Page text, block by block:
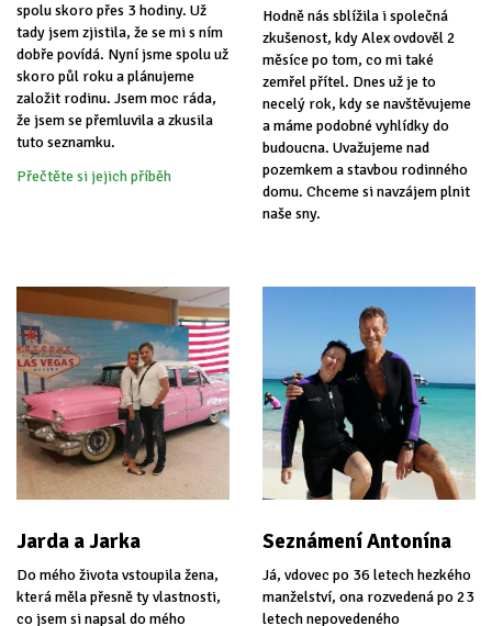
spolu skoro přes 3 hodiny. Už
tady jsem zjistila, že se mi s ním
dobře povídá. Nyní jsme spolu už
skoro půl roku a plánujeme
založit rodinu. Jsem moc ráda,
že jsem se přemluvila a zkusila
tuto seznamku.
Přečtěte si jejich příběh
Hodně nás sblížila i společná
zkušenost, kdy Alex ovdověl 2
měsíce po tom, co mi také
zemřel přítel. Dnes už je to
necelý rok, kdy se navštěvujeme
a máme podobné vyhlídky do
budoucna. Uvažujeme nad
pozemkem a stavbou rodinného
domu. Chceme si navzájem plnit
naše sny.
Jarda a Jarka
Do mého života vstoupila žena,
která měla přesně ty vlastnosti,
co jsem si napsal do mého
Seznámení Antonína
Já, vdovec po 36 letech hezkého
manželství, ona rozvedená po 23
letech nepovedeného